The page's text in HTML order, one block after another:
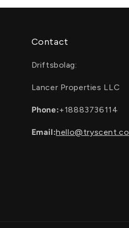
Contact
Driftsbolag:
Lancer Properties LLC
Phone:+18883736114
Email:hello@tryscent.co